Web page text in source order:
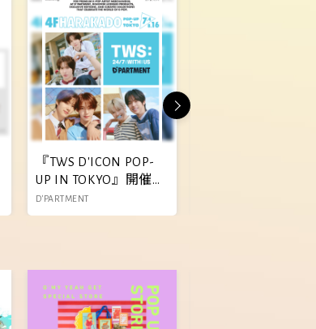
『TWS D'ICON POP-
UP IN TOKYO』開催決
定!!
D'PARTMENT